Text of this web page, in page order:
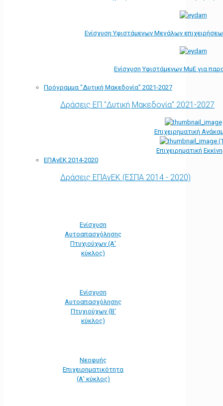
Ενίσχυση Υφιστάμενων Μεγάλων
Ενίσχυση Υφιστάμενων ΜμΕ για
Πρόγραμμα “Δυτική Μακεδονία” 2021-2027
Δράσεις ΕΠ "Δυτική Μακεδονία" 2021-2027
Επιχειρηματική
Επιχειρηματική
ΕΠΑνΕΚ 2014-2020
Δράσεις ΕΠΑνΕΚ (ΕΣΠΑ 2014 - 2020)
Ενίσχυση
Αυτοαπασχόλησης
Πτυχιούχων (Α'
κύκλος)
Ενίσχυση
Αυτοαπασχόλησης
Πτυχιούχων (Β'
κύκλος)
Νεοφυής
Επιχειρηματικότητα
(Α' κύκλος)